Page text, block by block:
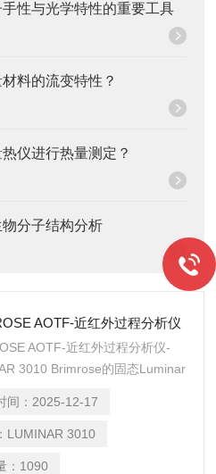
性与光学特性的重要工具
料的流变特性？
仪进行热量测定？
分子结构分析
AOTF-近红外过程分析仪
AOTF-近红外过程分析仪-
3010 Brimrose的固态Luminar
监测和控制领域的前列工艺光谱
间： 2025-12-17
LUMINAR 3010
： 1090